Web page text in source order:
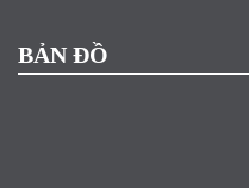
BẢN ĐỒ